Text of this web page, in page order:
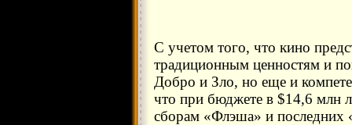
С учетом того, что кино
традиционным ценностям и
Добро и Зло, но еще и
что при бюджете в $14,6 млн
сборам «Флэша» и последних